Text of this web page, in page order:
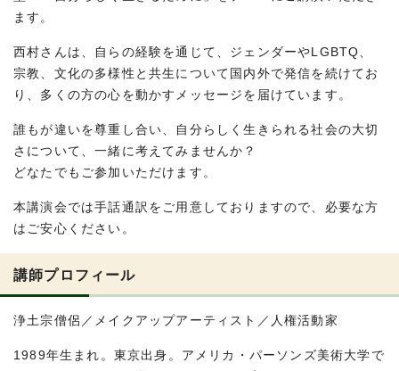
ます。
西村さんは、自らの経験を通じて、ジェンダーやLGBTQ、
宗教、文化の多様性と共生について国内外で発信を続けてお
り、多くの方の心を動かすメッセージを届けています。
誰もが違いを尊重し合い、自分らしく生きられる社会の大切
さについて、一緒に考えてみませんか？
どなたでもご参加いただけます。
本講演会では手話通訳をご用意しておりますので、必要な方
はご安心ください。
講師プロフィール
浄土宗僧侶／メイクアップアーティスト／人権活動家
1989年生まれ。東京出身。アメリカ・パーソンズ美術大学で